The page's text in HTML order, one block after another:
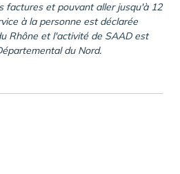
factures et pouvant aller jusqu'à 12
à la personne est déclarée
Rhône et l'activité de SAAD est
du Nord.